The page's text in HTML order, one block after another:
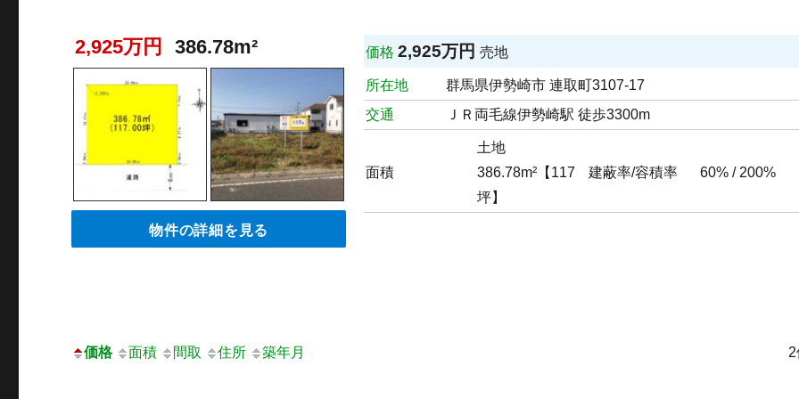
2,925万円 386.78m²
物件の詳細を見る
価格 2,925万円売地
所在地
群馬県伊勢崎市 連取町3107-17
交通
ＪＲ両毛線伊勢崎駅 徒歩3300m
面積
土地
386.78m²【117
坪】
建蔽率/容積率 60% / 200%
価格 面積 間取 住所 築年月